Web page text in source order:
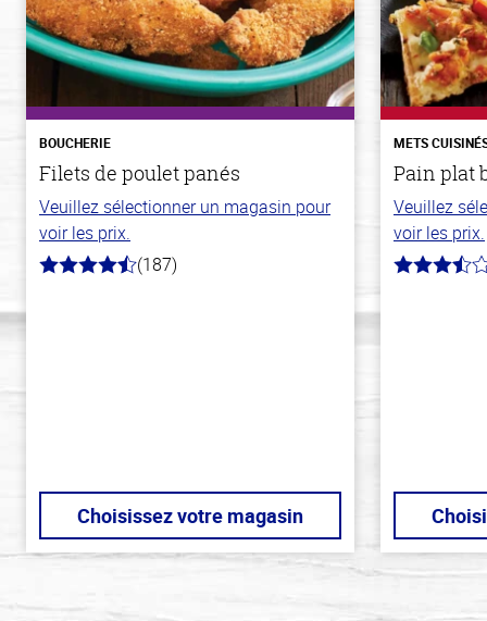
BOUCHERIE
Filets de poulet panés
Veuillez sélectionner un magasin pour
voir les prix.
4.5
(187)
Choisissez votre magasin
METS
Pain plat
Veuillez
voir les prix.
3.8